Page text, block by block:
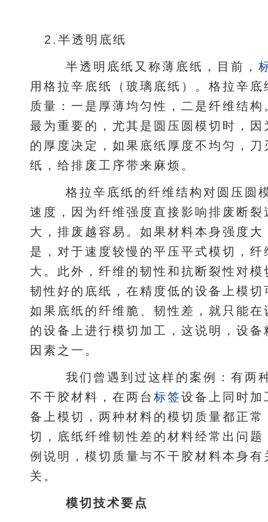
2.半透明底纸
半透明底纸又称薄底纸，目前，
用格拉辛底纸（玻璃底纸）。格拉辛
质量：一是厚薄均匀性，二是纤维结
最为重要的，尤其是圆压圆模切时，
的厚度决定，如果底纸厚度不均匀，
纸，给排废工序带来麻烦。
格拉辛底纸的纤维结构对圆压圆
速度，因为纤维强度直接影响排废断
大，排废越容易。如果材料本身强度
是，对于速度较慢的平压平式模切，
大。此外，纤维的韧性和抗断裂性对
韧性好的底纸，在精度低的设备上模
如果底纸的纤维脆、韧性差，就只能
的设备上进行模切加工，这说明，设
因素之一。
我们曾遇到过这样的案例：有两
不干胶材料，在两台 标签设备上同时加
备上模切，两种材料的模切质量都正
切，底纸纤维韧性差的材料经常出问
例说明，模切质量与不干胶材料本身
关。
模切技术要点